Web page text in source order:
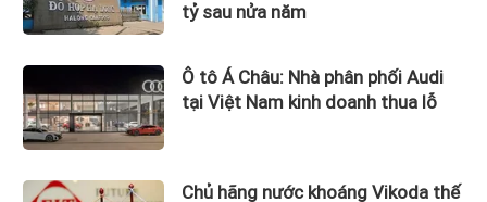
tỷ sau nửa năm
Ô tô Á Châu: Nhà phân phối Audi
tại Việt Nam kinh doanh thua lỗ
Chủ hãng nước khoáng Vikoda thế